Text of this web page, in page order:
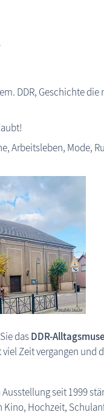
DDR, Geschichte die
Arbeitsleben, Mode,
dasDDR-
Zeit vergangen und
seit 1999
Hochzeit,